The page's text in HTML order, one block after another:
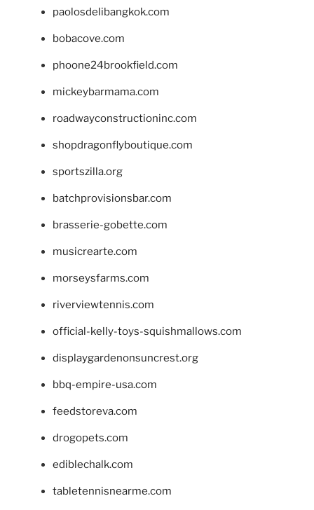
paolosdelibangkok.com
bobacove.com
phoone24brookfield.com
mickeybarmama.com
roadwayconstructioninc.com
shopdragonflyboutique.com
sportszilla.org
batchprovisionsbar.com
brasserie-gobette.com
musicrearte.com
morseysfarms.com
riverviewtennis.com
official-kelly-toys-squishmallows.com
displaygardenonsuncrest.org
bbq-empire-usa.com
feedstoreva.com
drogopets.com
ediblechalk.com
tabletennisnearme.com